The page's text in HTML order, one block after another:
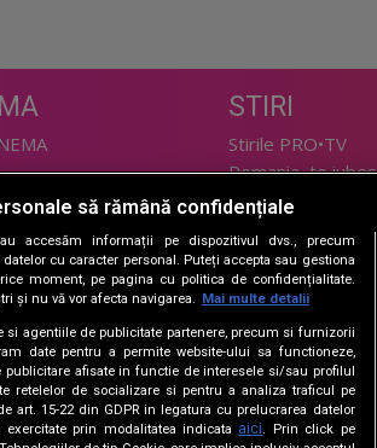
au talent
STIRI
Stirile PRO•TV
Romania, te
TEHNOLOGIE
I Like IT
SPORT
Sport.ro
PRO•ARENA
să rămână confidențiale
accesăm informații pe dispozitivul dvs., precum
cu caracter personal. Puteți accepta sau gestiona
moment, pe pagina cu politica de confidențialitate.
și nu vă vor afecta navigarea.
Mai multe detalii
si agentiile de publicitate partenere, precum si furnizorii
date pentru a permite website-ului sa functioneze,
afisate in functie de interesele si/sau profilul
retelelor de socializare si pentru a analiza traficul pe
art. 15-22 din GDPR in legatura cu prelucrarea datelor
prin modalitatea indicata aici. Prin click pe